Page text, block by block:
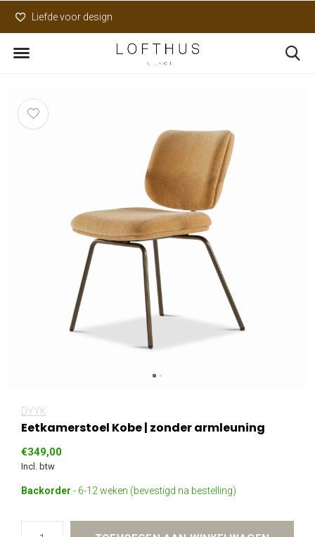
Liefde voor design
DYYK
Eetkamerstoel Kobe | zonder armleuning
€349,00
Incl. btw
Backorder - 6-12 weken (bevestigd na bestelling)